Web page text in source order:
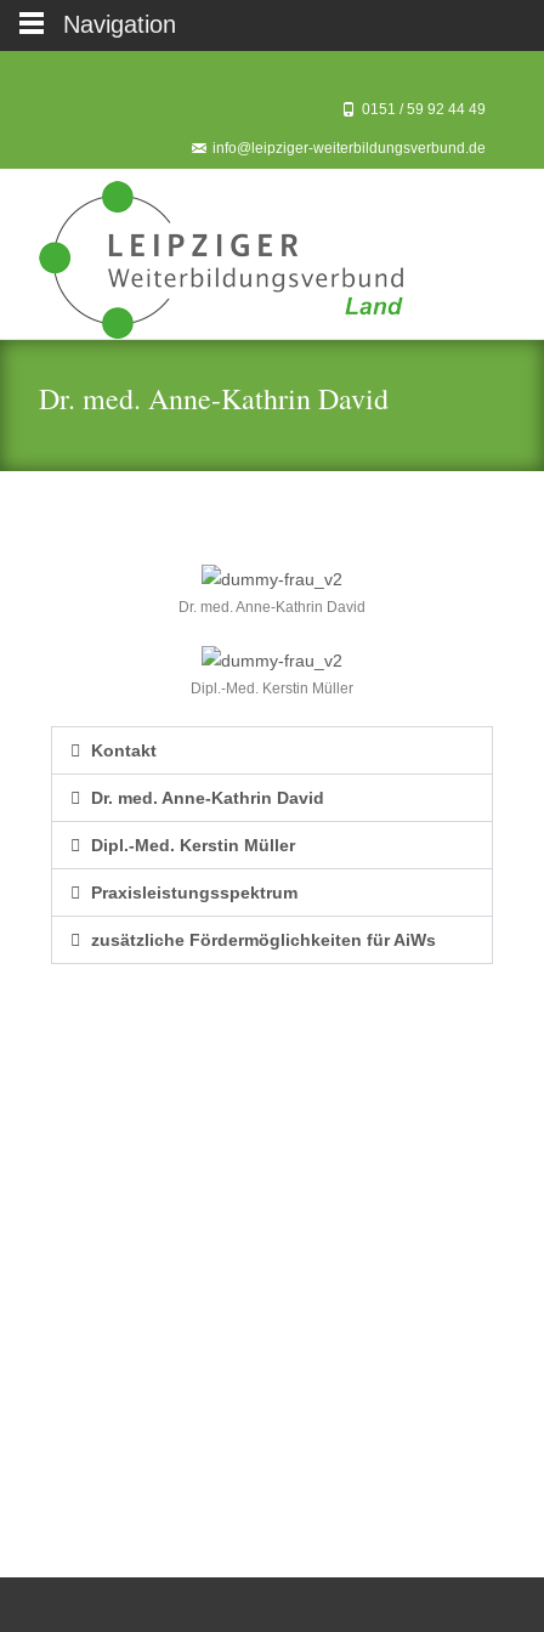
0151 / 59 92 44 49‬
info@leipziger-weiterbildungsverbund.de
Dr. med. Anne-Kathrin David
Dr. med. Anne-Kathrin David
Dipl.-Med. Kerstin Müller
Kontakt
Dr. med. Anne-Kathrin David
Dipl.-Med. Kerstin Müller
Praxisleistungsspektrum
zusätzliche Fördermöglichkeiten für AiWs
Navigation